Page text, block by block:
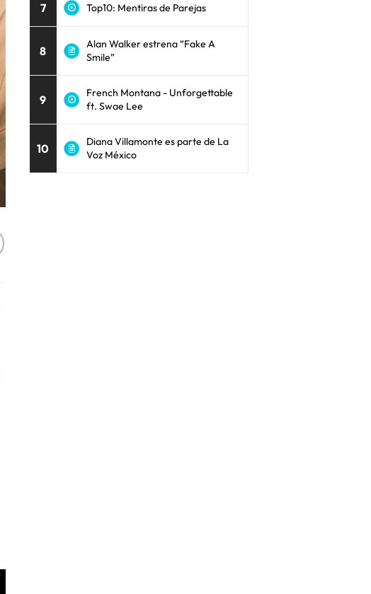
7 Top10: Mentiras de Parejas
8
Alan Walker estrena “Fake A
Smile”
9
French Montana - Unforgettable
ft. Swae Lee
10
Diana Villamonte es parte de La
Voz México